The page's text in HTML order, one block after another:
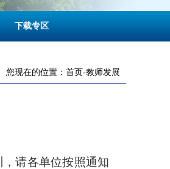
下载专区
您现在的位置： 首页-教师发展
请各单位按照通知